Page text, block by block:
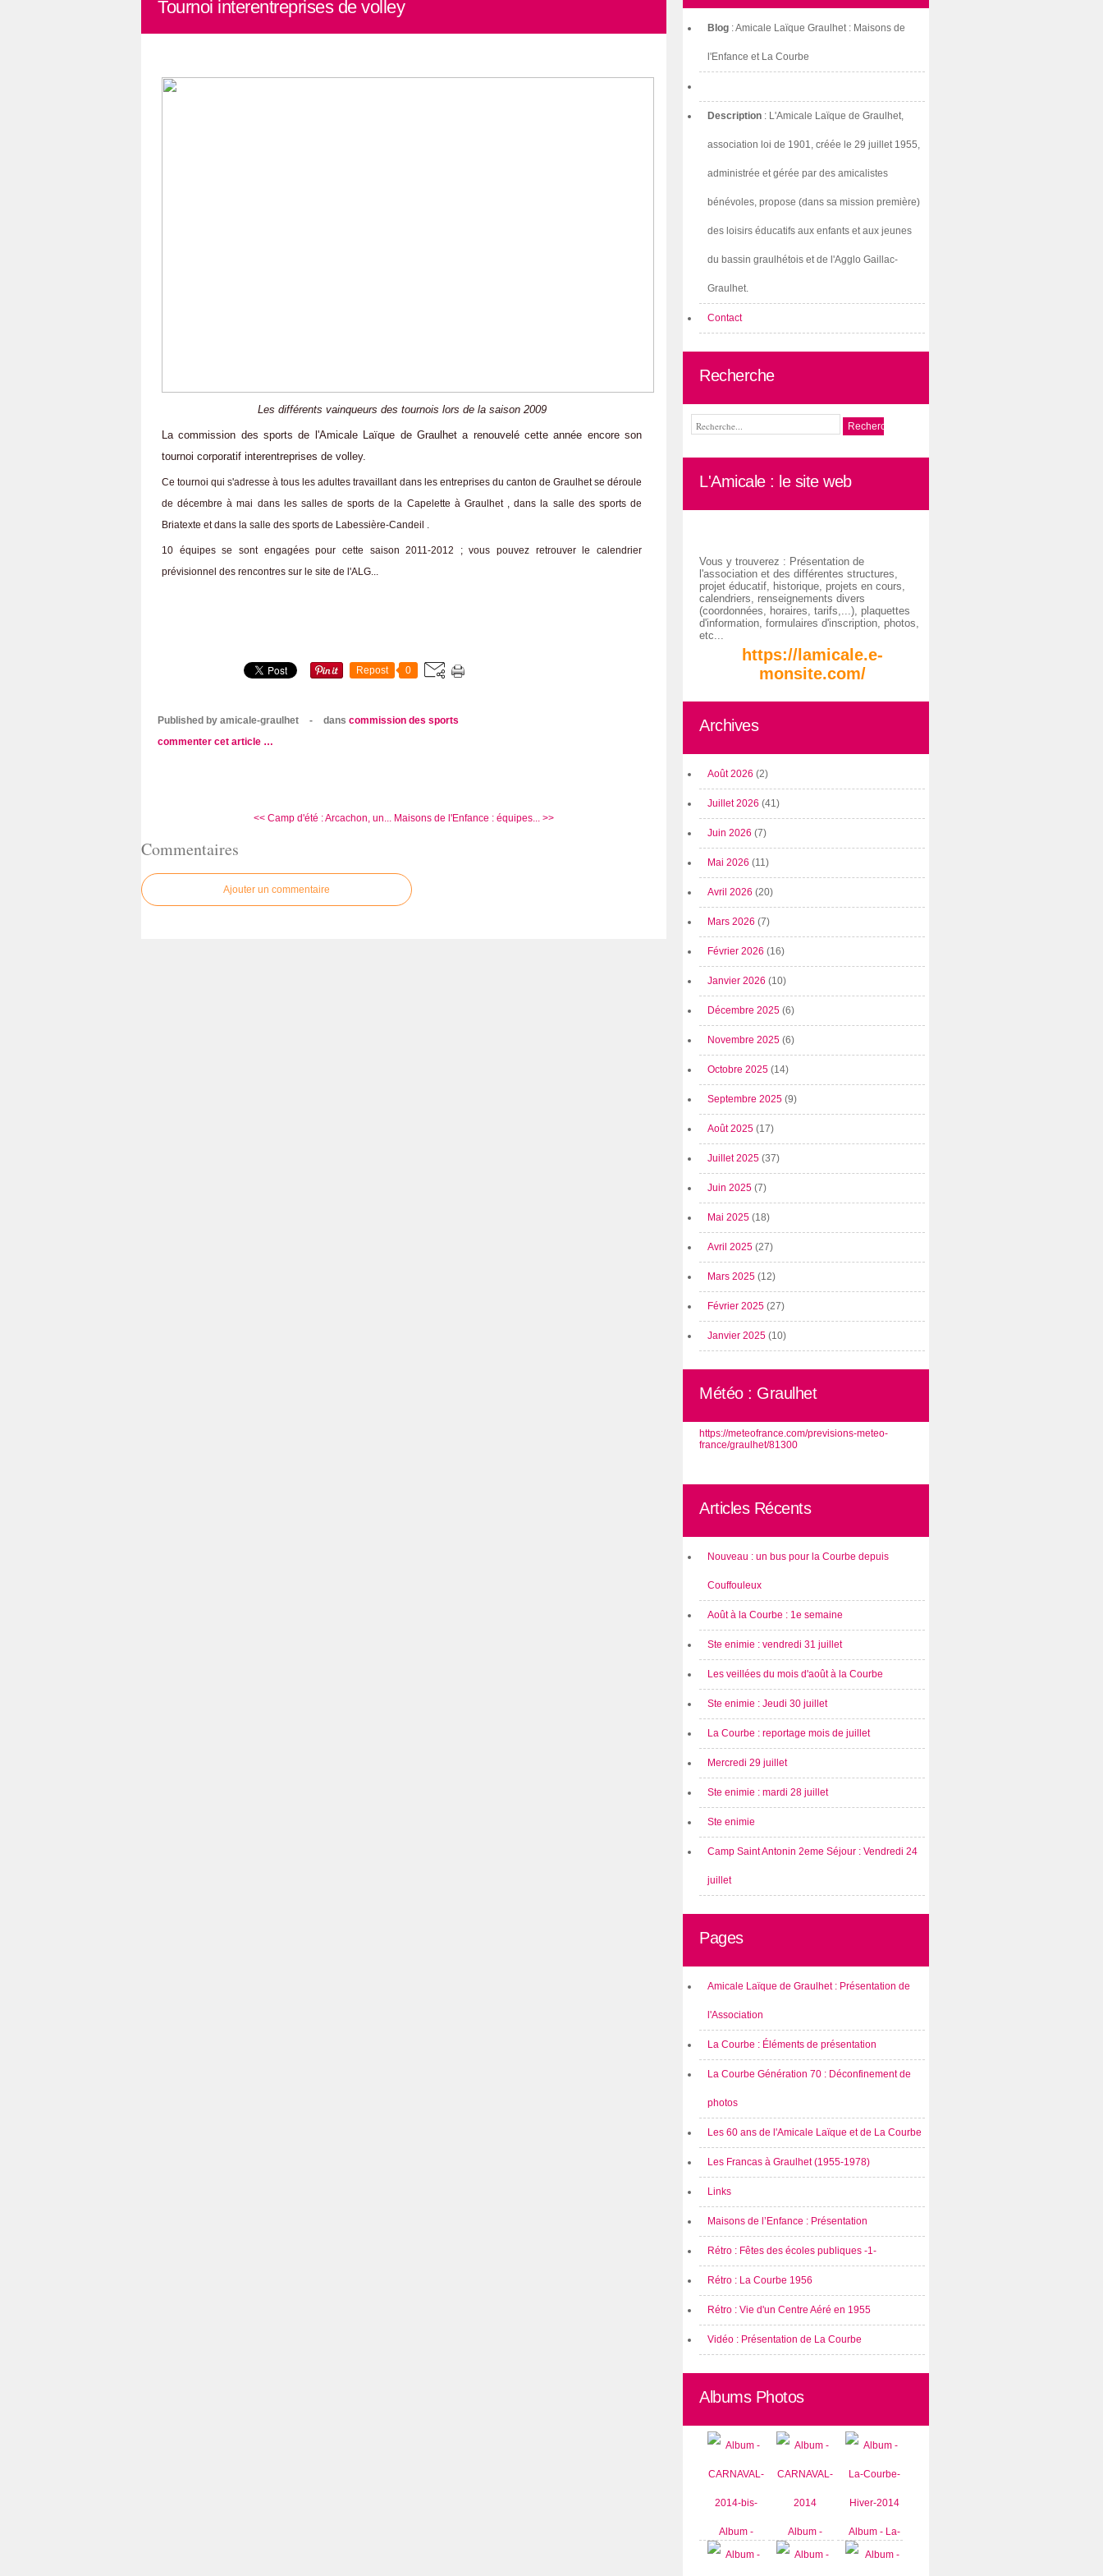
Tournoi interentreprises de volley
Les différents vainqueurs des tournois lors de la saison 2009
La commission des sports de l'Amicale Laïque de Graulhet a renouvelé cette année encore son
tournoi corporatif interentreprises de volley.
Ce tournoi qui s'adresse à tous les adultes travaillant dans les entreprises du canton de Graulhet se déroule
de décembre à mai dans les salles de sports de la Capelette à Graulhet , dans la salle des sports de
Briatexte et dans la salle des sports de Labessière-Candeil .
10 équipes se sont engagées pour cette saison 2011-2012 ; vous pouvez retrouver le calendrier
prévisionnel des rencontres sur le site de l'ALG...
Repost 0
Published by amicale-graulhet - dans commission des sports
commenter cet article …
<< Camp d'été : Arcachon, un... Maisons de l'Enfance : équipes... >>
Commentaires
Ajouter un commentaire
Blog : Amicale Laïque Graulhet : Maisons de
l'Enfance et La Courbe
Description : L'Amicale Laïque de Graulhet,
association loi de 1901, créée le 29 juillet 1955,
administrée et gérée par des amicalistes
bénévoles, propose (dans sa mission première)
des loisirs éducatifs aux enfants et aux jeunes
du bassin graulhétois et de l'Agglo Gaillac-
Graulhet.
Contact
Recherche
L'Amicale : le site web
Vous y trouverez : Présentation de
l'association et des différentes structures,
projet éducatif, historique, projets en cours,
calendriers, renseignements divers
(coordonnées, horaires, tarifs,...), plaquettes
d'information, formulaires d'inscription, photos,
etc...
https://lamicale.e-
monsite.com/
Archives
Août 2026 (2)
Juillet 2026 (41)
Juin 2026 (7)
Mai 2026 (11)
Avril 2026 (20)
Mars 2026 (7)
Février 2026 (16)
Janvier 2026 (10)
Décembre 2025 (6)
Novembre 2025 (6)
Octobre 2025 (14)
Septembre 2025 (9)
Août 2025 (17)
Juillet 2025 (37)
Juin 2025 (7)
Mai 2025 (18)
Avril 2025 (27)
Mars 2025 (12)
Février 2025 (27)
Janvier 2025 (10)
Météo : Graulhet
https://meteofrance.com/previsions-meteo-
france/graulhet/81300
Articles Récents
Nouveau : un bus pour la Courbe depuis
Couffouleux
Août à la Courbe : 1e semaine
Ste enimie : vendredi 31 juillet
Les veillées du mois d'août à la Courbe
Ste enimie : Jeudi 30 juillet
La Courbe : reportage mois de juillet
Mercredi 29 juillet
Ste enimie : mardi 28 juillet
Ste enimie
Camp Saint Antonin 2eme Séjour : Vendredi 24
juillet
Pages
Amicale Laïque de Graulhet : Présentation de
l'Association
La Courbe : Éléments de présentation
La Courbe Génération 70 : Déconfinement de
photos
Les 60 ans de l'Amicale Laïque et de La Courbe
Les Francas à Graulhet (1955-1978)
Links
Maisons de l’Enfance : Présentation
Rétro : Fêtes des écoles publiques -1-
Rétro : La Courbe 1956
Rétro : Vie d'un Centre Aéré en 1955
Vidéo : Présentation de La Courbe
Albums Photos
Album -
CARNAVAL-
Album -
CARNAVAL-
Album - La-
Courbe-